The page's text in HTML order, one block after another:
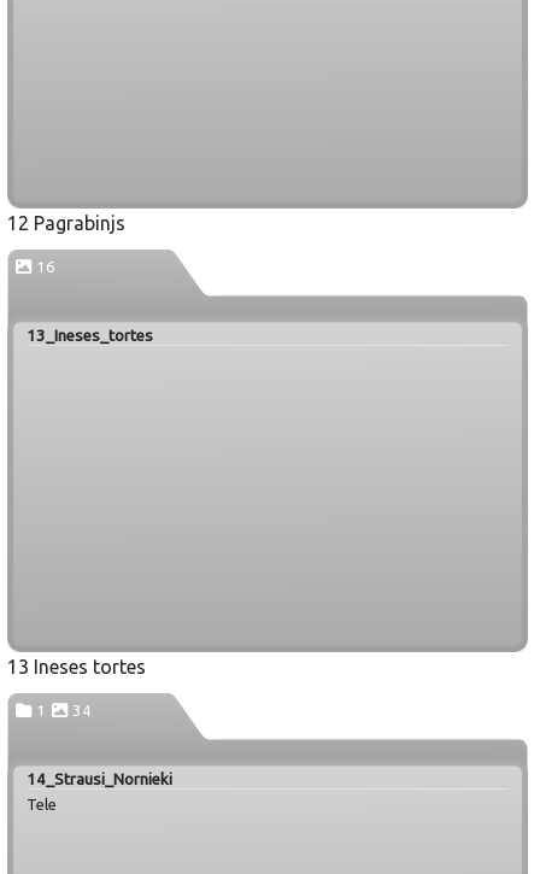
12 Pagrabinjs
16
13_Ineses_tortes
13 Ineses tortes
1 34
14_Strausi_Nornieki
Tele